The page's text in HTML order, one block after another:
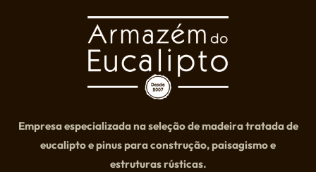
Empresa especializada na seleção de madeira tratada de
eucalipto e pinus para construção, paisagismo e
estruturas rústicas.